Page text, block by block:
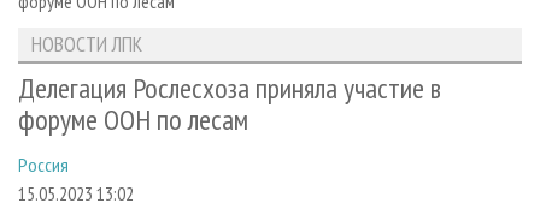
ЛЕСОЗАГОТОВКА
ЛЕСОПИЛЕНИЕ
СУШКА ДРЕВЕСИНЫ
НОВОСТИ ЛПК
НОВОСТИ ЖУРНАЛА
ПРОЕКТЫ ЛПИ
АНАЛИТИКА
ПРЕДПРИЯТИЯ ЛПК
ПЕРСОНЫ
АРХИВ ЖУРНАЛОВ
О ЖУРНАЛЕ
КОНТАКТЫ
РЕКЛАМОДАТЕЛЯМ
РЕКЛАМА
НОВОСТИ ЛПК
Делегация Рослесхоза приняла участие в
форуме ООН по лесам
Россия
15.05.2023 13:02